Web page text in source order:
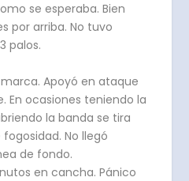
se esperaba. Bien
por arriba. No tuvo
palos.
Apoyó en ataque
En ocasiones teniendo la
la banda se tira
No llegó
de fondo.
en cancha. Pánico